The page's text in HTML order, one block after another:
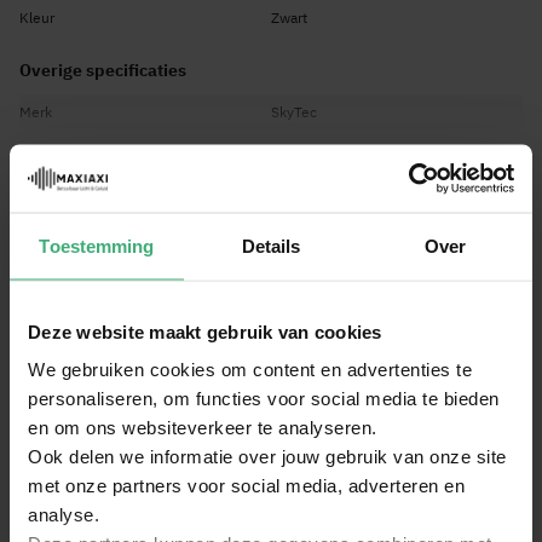
Toestemming Details Over
Deze website maakt gebruik van cookies
We gebruiken cookies om content en advertenties te
personaliseren, om functies voor social media te bieden
en om ons websiteverkeer te analyseren.
Ook delen we informatie over jouw gebruik van onze site
met onze partners voor social media, adverteren en
analyse.
Kleur Zwart
Overige specificaties
Merk
SkyTec
SKU
60000210
EAN Code
Spaans
PD Connex Signaalkabel XLR male/female 3-
pins - 6 meter - zwart
Vonyx SL12 universele passieve speaker 12'' -
Power Dynamics PDM-C808A Stereo Mixer met
versterker
Vonyx VX1800S Dynamische microfoonset van
3 microfoons